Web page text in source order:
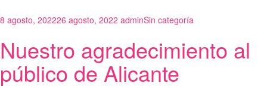
8 agosto, 202226 agosto, 2022 adminSin categoría
Nuestro agradecimiento al
público de Alicante